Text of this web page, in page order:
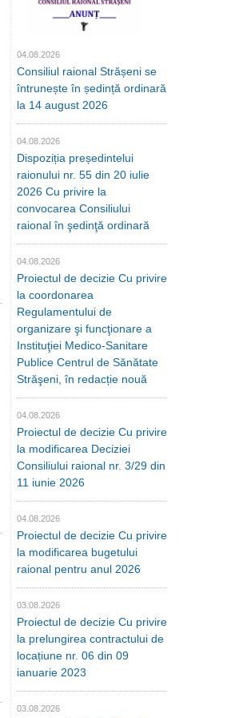
04.08.2026
Consiliul raional Strășeni se
întrunește în ședință ordinară
la 14 august 2026
04.08.2026
Dispoziția președintelui
raionului nr. 55 din 20 iulie
2026 Cu privire la
convocarea Consiliului
raional în şedinţă ordinară
04.08.2026
Proiectul de decizie Cu privire
la coordonarea
Regulamentului de
organizare şi funcţionare a
Instituţiei Medico-Sanitare
Publice Centrul de Sănătate
Străşeni, în redacție nouă
04.08.2026
Proiectul de decizie Cu privire
la modificarea Deciziei
Consiliului raional nr. 3/29 din
11 iunie 2026
04.08.2026
Proiectul de decizie Cu privire
la modificarea bugetului
raional pentru anul 2026
03.08.2026
Proiectul de decizie Cu privire
la prelungirea contractului de
locațiune nr. 06 din 09
ianuarie 2023
03.08.2026